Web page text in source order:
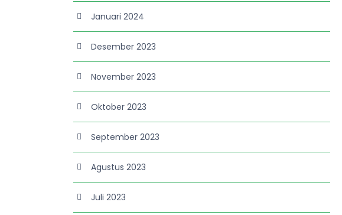
Januari 2024
Desember 2023
November 2023
Oktober 2023
September 2023
Agustus 2023
Juli 2023